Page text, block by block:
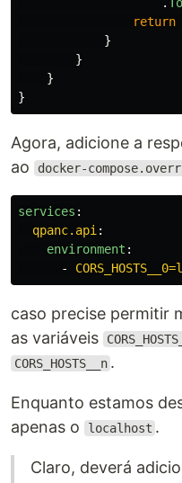
return
}
}
}
}
Agora, adicione a
ao
docker-
services :
qpanc.api :
environment :
-
caso precise permitir
as variáveis
CORS_HOSTS__n .
Enquanto estamos
apenas o
localhost .
Claro, deverá